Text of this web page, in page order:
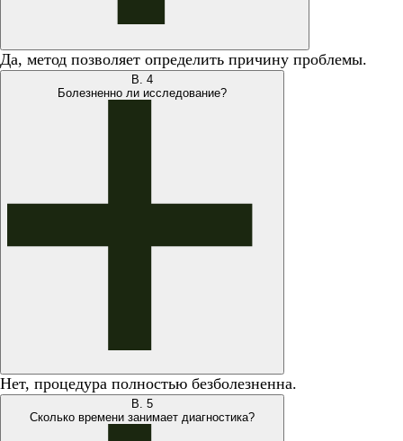
Да, метод позволяет определить причину проблемы.
В. 4
Болезненно ли исследование?
Нет, процедура полностью безболезненна.
В. 5
Сколько времени занимает диагностика?